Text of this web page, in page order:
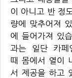
이 아니고 반 정
량에 맞추어져
에 들어가져 있
과는 일단 카페
때 몸에서 열이
서 제공을 하고